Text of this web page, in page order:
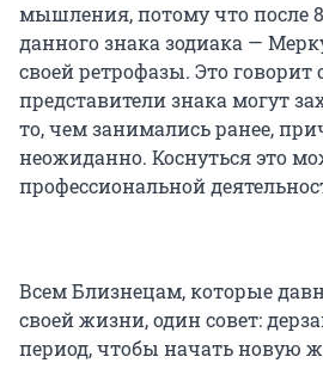
мышления, потому что после
данного знака зодиака —
своей ретрофазы. Это говорит
представители знака могут
то, чем занимались ранее,
неожиданно. Коснуться это
профессиональной
Всем Близнецам, которые
своей жизни, один совет:
период, чтобы начать новую